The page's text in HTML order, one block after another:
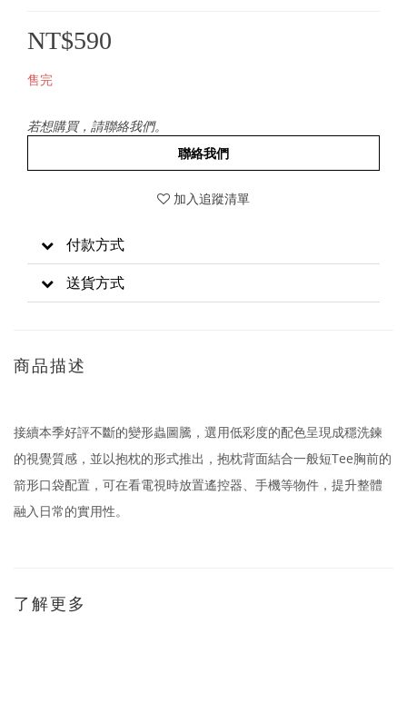
NT$590
售完
若想購買，請聯絡我們。
聯絡我們
加入追蹤清單
付款方式
送貨方式
商品描述
接續本季好評不斷的變形蟲圖騰，選用低彩度的配色呈現成穩洗鍊
的視覺質感，並以抱枕的形式推出，抱枕背面結合一般短Tee胸前的
箭形口袋配置，可在看電視時放置遙控器、手機等物件，提升整體
融入日常的實用性。
了解更多